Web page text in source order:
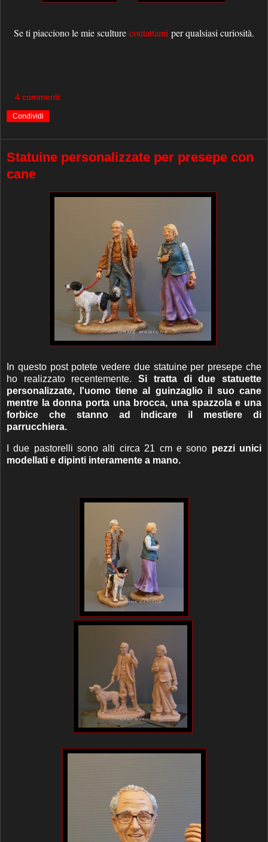
Se ti piacciono le mie sculture contattami per qualsiasi curiosità.
4 commenti:
Condividi
Statuine personalizzate per presepe con
cane
In questo post potete vedere due statuine per presepe che
ho realizzato recentemente.Si tratta di due statuette
personalizzate, l'uomo tiene al guinzaglio il suo cane
mentre la donna porta una brocca, una spazzola e una
forbice che stanno ad indicare il mestiere di
parrucchiera.
I due pastorelli sono alti circa 21 cm e sono pezzi unici
modellati e dipinti interamente a mano.